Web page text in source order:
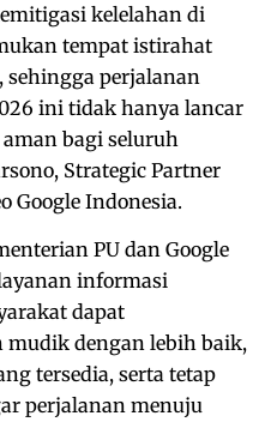
kelelahan di
tempat istirahat
sehingga perjalanan
ini tidak hanya lancar
bagi seluruh
Strategic Partner
Google Indonesia.
PU dan Google
informasi
dapat
mudik dengan lebih baik,
tersedia, serta tetap
perjalanan menuju